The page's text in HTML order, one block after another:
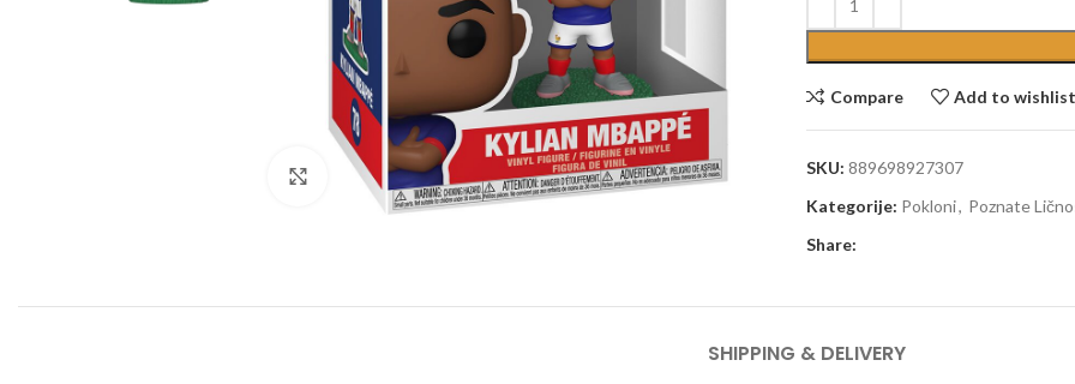
Click to enlarge
Compare Add to wishlist
SKU: 889698927307
Kategorije: Pokloni, Poznate
Share:
SHIPPING & DELIVERY